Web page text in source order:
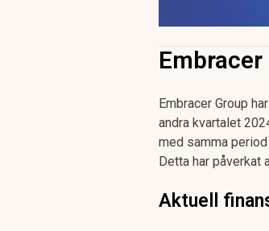
Embracer Group
andra kvartalet
med samma
Detta har påverkat
Aktuell